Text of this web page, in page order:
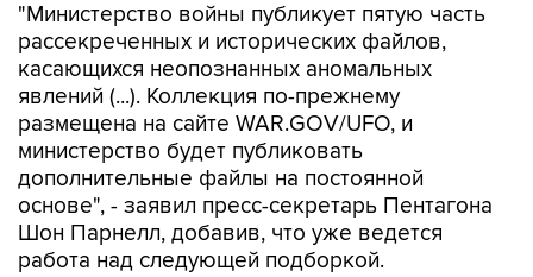
"Министерство войны публикует пятую часть
рассекреченных и исторических файлов,
касающихся неопознанных аномальных
явлений (...). Коллекция по-прежнему
размещена на сайте WAR.GOV/UFO, и
министерство будет публиковать
дополнительные файлы на постоянной
основе", - заявил пресс-секретарь Пентагона
Шон Парнелл, добавив, что уже ведется
работа над следующей подборкой.